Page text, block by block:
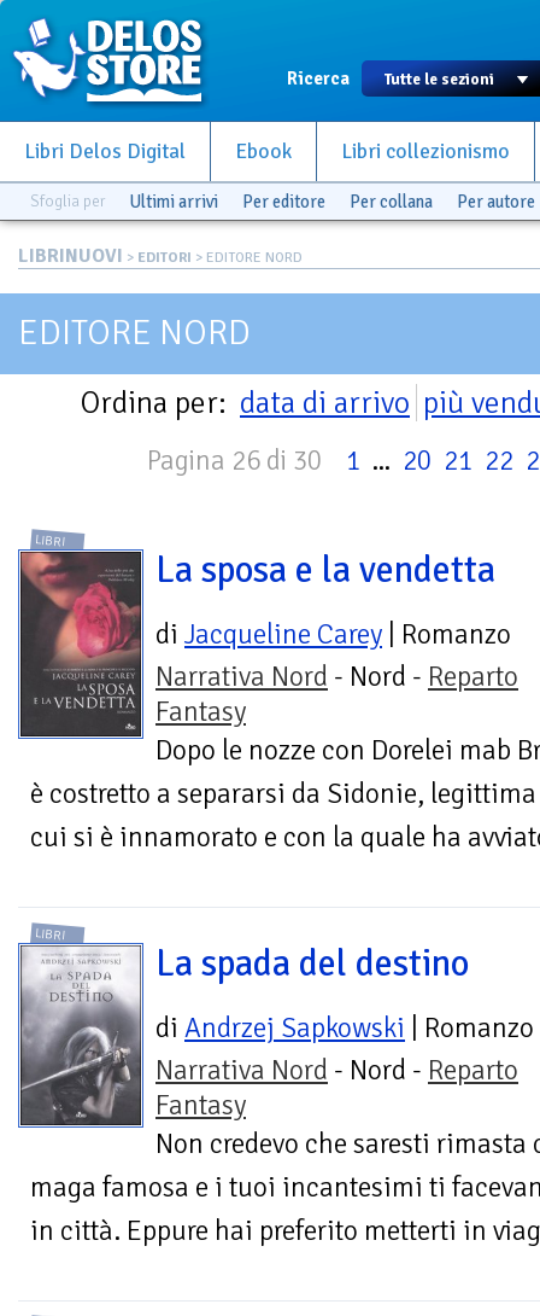
Ricerca
Libri Delos Digital Ebook Libri collezionismo
Sfoglia per Ultimi arrivi Per editore Per collana Per autore
LIBRINUOVI > EDITORI > EDITORE NORD
EDITORE NORD
Ordina per: data di arrivo più
Pagina 26 di 30 1 ... 20 21 22
LIBRI
La sposa e la vendetta
di Jacqueline Carey | Romanzo
Narrativa Nord - Nord - Reparto
Fantasy
Dopo le nozze con Dorelei mab
è costretto a separarsi da Sidonie,
cui si è innamorato e con la quale ha
LIBRI
La spada del destino
di Andrzej Sapkowski | Romanzo
Narrativa Nord - Nord - Reparto
Fantasy
Non credevo che saresti rimasta
maga famosa e i tuoi incantesimi ti
in città. Eppure hai preferito metterti in